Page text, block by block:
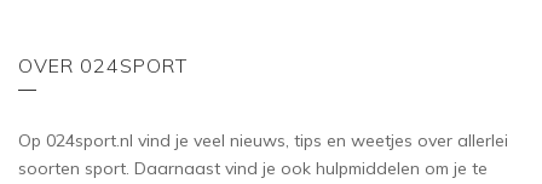
OVER 024SPORT
Op 024sport.nl vind je veel nieuws, tips en weetjes over allerlei
soorten sport. Daarnaast vind je ook hulpmiddelen om je te